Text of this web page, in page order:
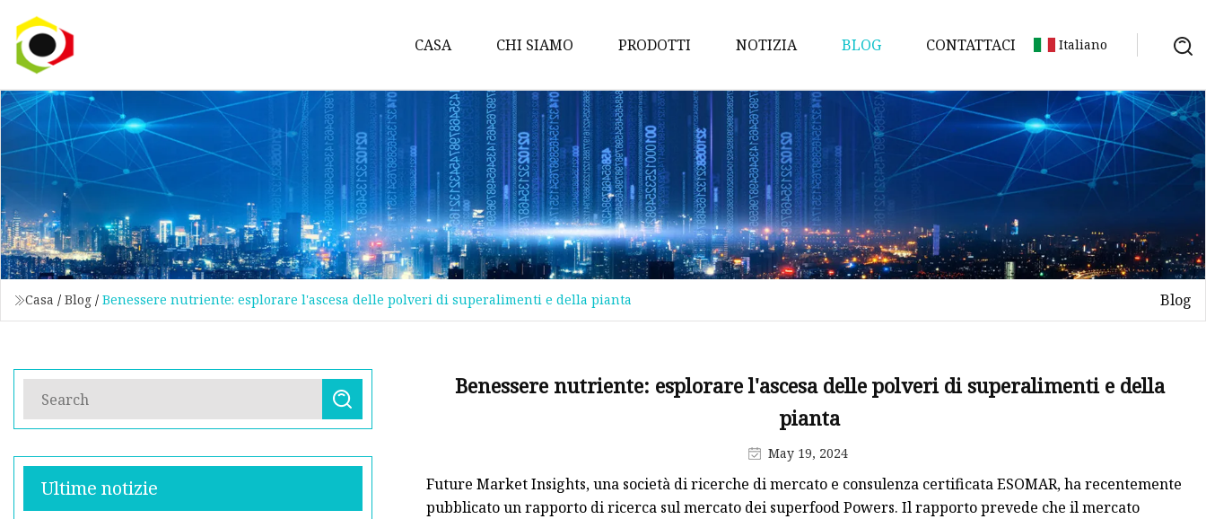
CASA CHI SIAMO PRODOTTI
Fai quale
Trucco per occhi
Trucco labbra
Trucco viso
Trucco per sopracciglia
Eyeliner
Spruzzo nebulizzato
NOTIZIA BLOG CONTATTACI Italiano
Casa / Blog / Benessere nutriente: esplorare l'ascesa delle polveri di superalimenti e della pianta Blog
Ultime notizie
Benessere nutriente: esplorare l'ascesa delle polveri di superalimenti e della
pianta
May 19, 2024
Future Market Insights, una società di ricerche di mercato e consulenza certificata ESOMAR, ha recentemente
pubblicato un rapporto di ricerca sul mercato dei superfood Powers. Il rapporto prevede che il mercato